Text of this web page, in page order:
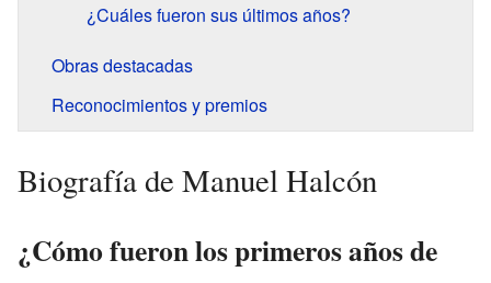
¿Cuáles fueron sus últimos años?
Obras destacadas
Reconocimientos y premios
Biografía de Manuel Halcón
¿Cómo fueron los primeros años de